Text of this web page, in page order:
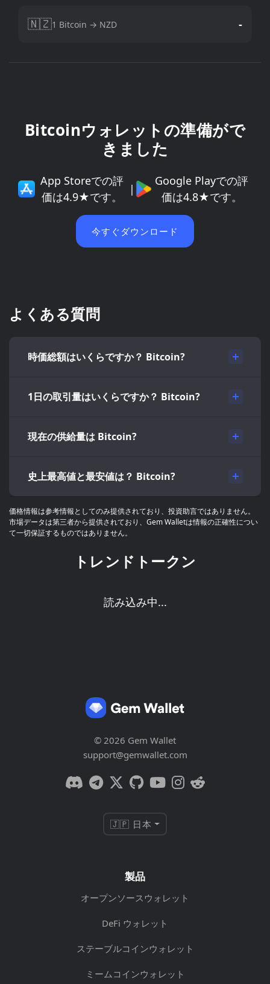
🇳🇿1 Bitcoin → NZD -
Bitcoinウォレットの準備がで
きました
App Storeでの評
価は4.9★です。
|
Google Playでの評
価は4.8★です。
今すぐダウンロード
よくある質問
時価総額はいくらですか？ Bitcoin?
1日の取引量はいくらですか？ Bitcoin?
現在の供給量は Bitcoin?
史上最高値と最安値は？ Bitcoin?
価格情報は参考情報としてのみ提供されており、投資助言ではありません。
市場データは第三者から提供されており、Gem Walletは情報の正確性につい
て一切保証するものではありません。
トレンドトークン
読み込み中...
© 2026 Gem Wallet
support@gemwallet.com
🇯🇵 日本
製品
オープンソースウォレット
DeFi ウォレット
ステーブルコインウォレット
ミームコインウォレット